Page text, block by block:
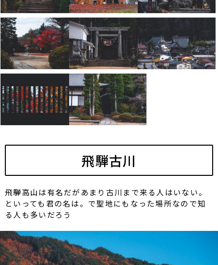
飛騨古川
飛騨高山は有名だがあまり古川まで来る人はいない。
といっても君の名は。で聖地にもなった場所なので知
る人も多いだろう